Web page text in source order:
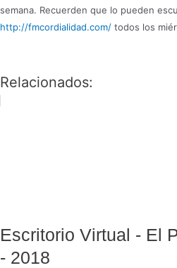
semana. Recuerden que lo pueden
http://fmcordialidad.com/ todos los
Relacionados:
Escritorio Virtual - El
- 2018